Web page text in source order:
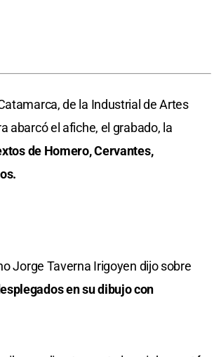
de la Industrial de Artes
abarcó el afiche, el grabado, la
de Homero, Cervantes,
Jorge Taverna Irigoyen dijo sobre
en su dibujo con